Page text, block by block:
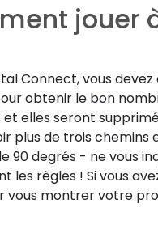
jouer
Connect, vous
obtenir le bon
elles seront
plus de trois chemins
90 degrés - ne vous
les règles ! Si vous
vous montrer votre